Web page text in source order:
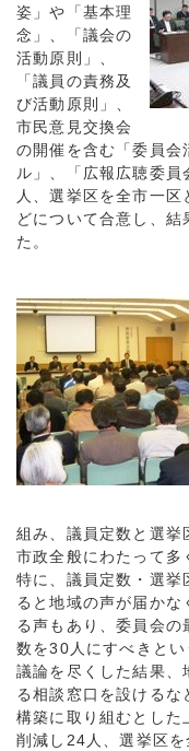
姿」や「基本理
念」、「議会の
活動原則」、
「議員の責務及
び活動原則」、
市民意見交換会
の開催を含む「委員会
ル」、「広報広聴委
人、選挙区を全市一
どについて合意し、
た。
組み、議員定数と選挙
市政全般にわたって多
特に、議員定数・選挙
ると地域の声が届かな
る声もあり、委員会
数を30人にすべきとい
議論を尽くした結果、
る相談窓口を設けるな
構築に取り組むとした
削減し24人、選挙区